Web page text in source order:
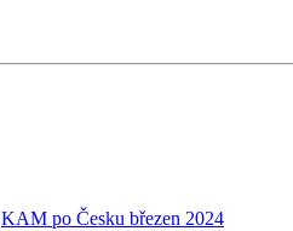
KAM po Česku březen 2024